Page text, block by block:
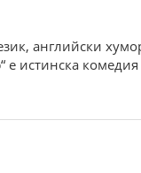
английски
истинска